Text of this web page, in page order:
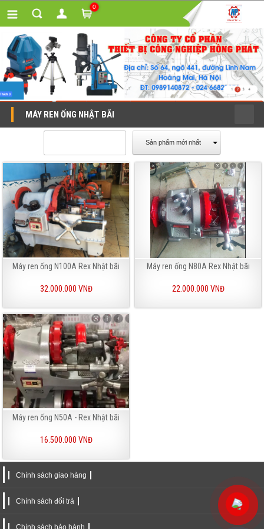
0
MÁY REN ỐNG NHẬT BÃI
Sản phẩm mới nhất
Máy ren ống N100A Rex Nhật bãi
32.000.000 VNĐ
Máy ren ống N80A Rex Nhật bãi
22.000.000 VNĐ
Máy ren ống N50A - Rex Nhật bãi
16.500.000 VNĐ
Chính sách giao hàng
Chính sách đổi trả
Chính sách bảo hành